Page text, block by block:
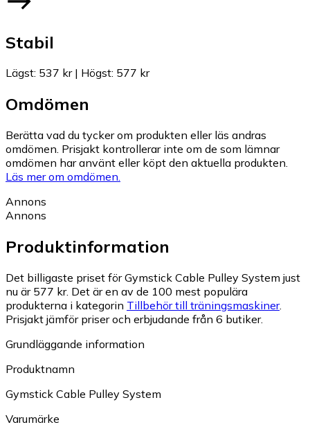
Stabil
Lägst: 537 kr| Högst: 577 kr
Omdömen
Berätta vad du tycker om produkten eller läs andras
omdömen. Prisjakt kontrollerar inte om de som lämnar
omdömen har använt eller köpt den aktuella produkten.
Läs mer om omdömen.
Annons
Annons
Produktinformation
Det billigaste priset för Gymstick Cable Pulley System just
nu är 577 kr. Det är en av de 100 mest populära
produkterna i kategorin Tillbehör till träningsmaskiner.
Prisjakt jämför priser och erbjudande från 6 butiker.
Grundläggande information
Produktnamn
Gymstick Cable Pulley System
Varumärke